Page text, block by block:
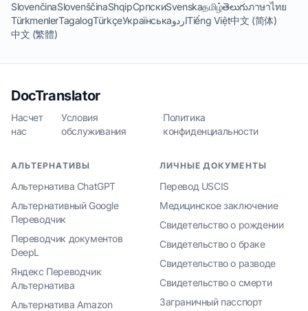
SlovenčinaSlovenščinaShqipСрпскиSvenskaதமிழ்తెలుగుภาษาไทย
TürkmenlerTagalogTürkçeУкраїнськаاردوTiếng Việt中文 (简体)
中文 (繁體)
DocTranslator
Насчет
нас
·Условия
обслуживания
·Политика
конфиденциальности
АЛЬТЕРНАТИВЫ
Альтернатива ChatGPT
Альтернативный Google
Переводчик
Переводчик документов
DeepL
Яндекс Переводчик
Альтернатива
Альтернатива Amazon
ЛИЧНЫЕ ДОКУМЕНТЫ
Перевод USCIS
Медицинское заключение
Свидетельство о рождении
Свидетельство о браке
Свидетельство о разводе
Свидетельство о смерти
Заграничный пасспорт